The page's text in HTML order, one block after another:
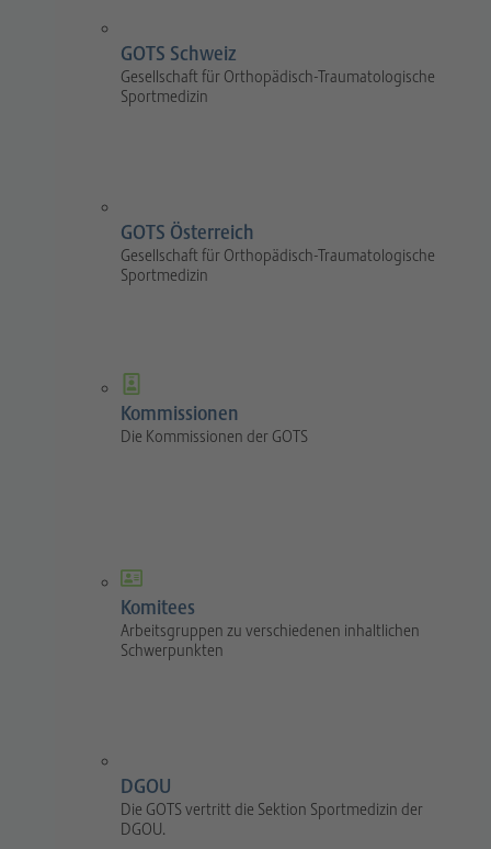
GOTS Schweiz
Gesellschaft für Orthopädisch-Traumatologische
Sportmedizin
GOTS Österreich
Gesellschaft für Orthopädisch-Traumatologische
Sportmedizin
Kommissionen
Die Kommissionen der GOTS
Komitees
Arbeitsgruppen zu verschiedenen inhaltlichen
Schwerpunkten
DGOU
Die GOTS vertritt die Sektion Sportmedizin der
DGOU.